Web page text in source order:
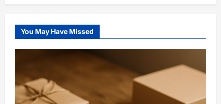
You May Have Missed